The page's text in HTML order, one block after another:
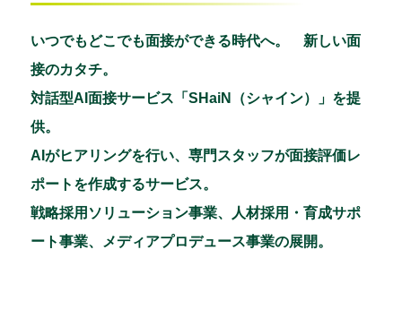
いつでもどこでも面接ができる時代へ。 新しい面
接のカタチ。
対話型AI面接サービス「SHaiN（シャイン）」を提
供。
AIがヒアリングを行い、専門スタッフが面接評価レ
ポートを作成するサービス。
戦略採用ソリューション事業、人材採用・育成サポ
ート事業、メディアプロデュース事業の展開。